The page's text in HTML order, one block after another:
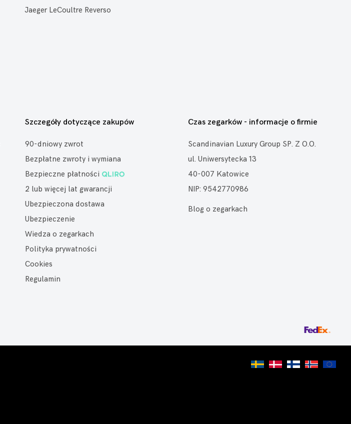
Jaeger LeCoultre Reverso
Szczegóły dotyczące zakupów
90-dniowy zwrot
Bezpłatne zwroty i wymiana
Bezpieczne płatności
2 lub więcej lat gwarancji
Ubezpieczona dostawa
Ubezpieczenie
Wiedza o zegarkach
Polityka prywatności
Cookies
Regulamin
Czas zegarków - informacje o firmie
Scandinavian Luxury Group SP. Z O.O.
ul. Uniwersytecka 13
40-007 Katowice
NIP: 9542770986
Blog o zegarkach